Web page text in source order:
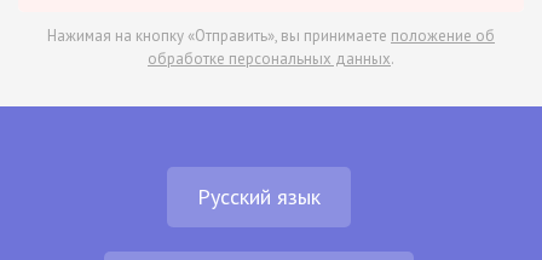
Нажимая на кнопку «Отправить», вы принимаете положение об
обработке персональных данных.
Русский язык